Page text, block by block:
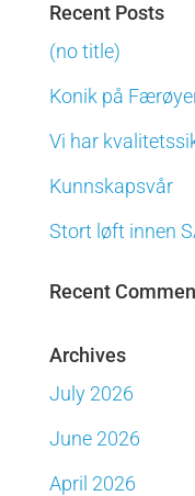
Recent Posts
(no title)
Konik på
Vi har
Kunnskapsvår
Stort løft innen
Recent
Archives
July 2026
June 2026
April 2026